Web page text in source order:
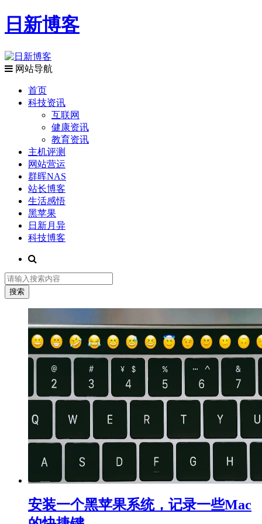
日新博客
网站导航
首页
科技资讯
互联网
健康资讯
教育资讯
主机评测
网站营运
群晖NAS
站长博客
生活感悟
黑苹果
日新月异
科技博客
安装一个黑苹果系统，记录一些Mac